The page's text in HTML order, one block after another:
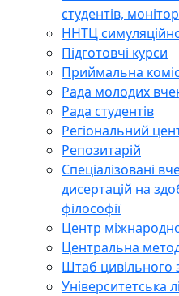
студентів,
ННТЦ
Підготовчі курси
Приймальна
Рада молодих
Рада студентів
Регіональний
Репозитарій
Спеціалізовані
дисертацій на
філософії
Центр
Центральна
Штаб цивільного
Університетська